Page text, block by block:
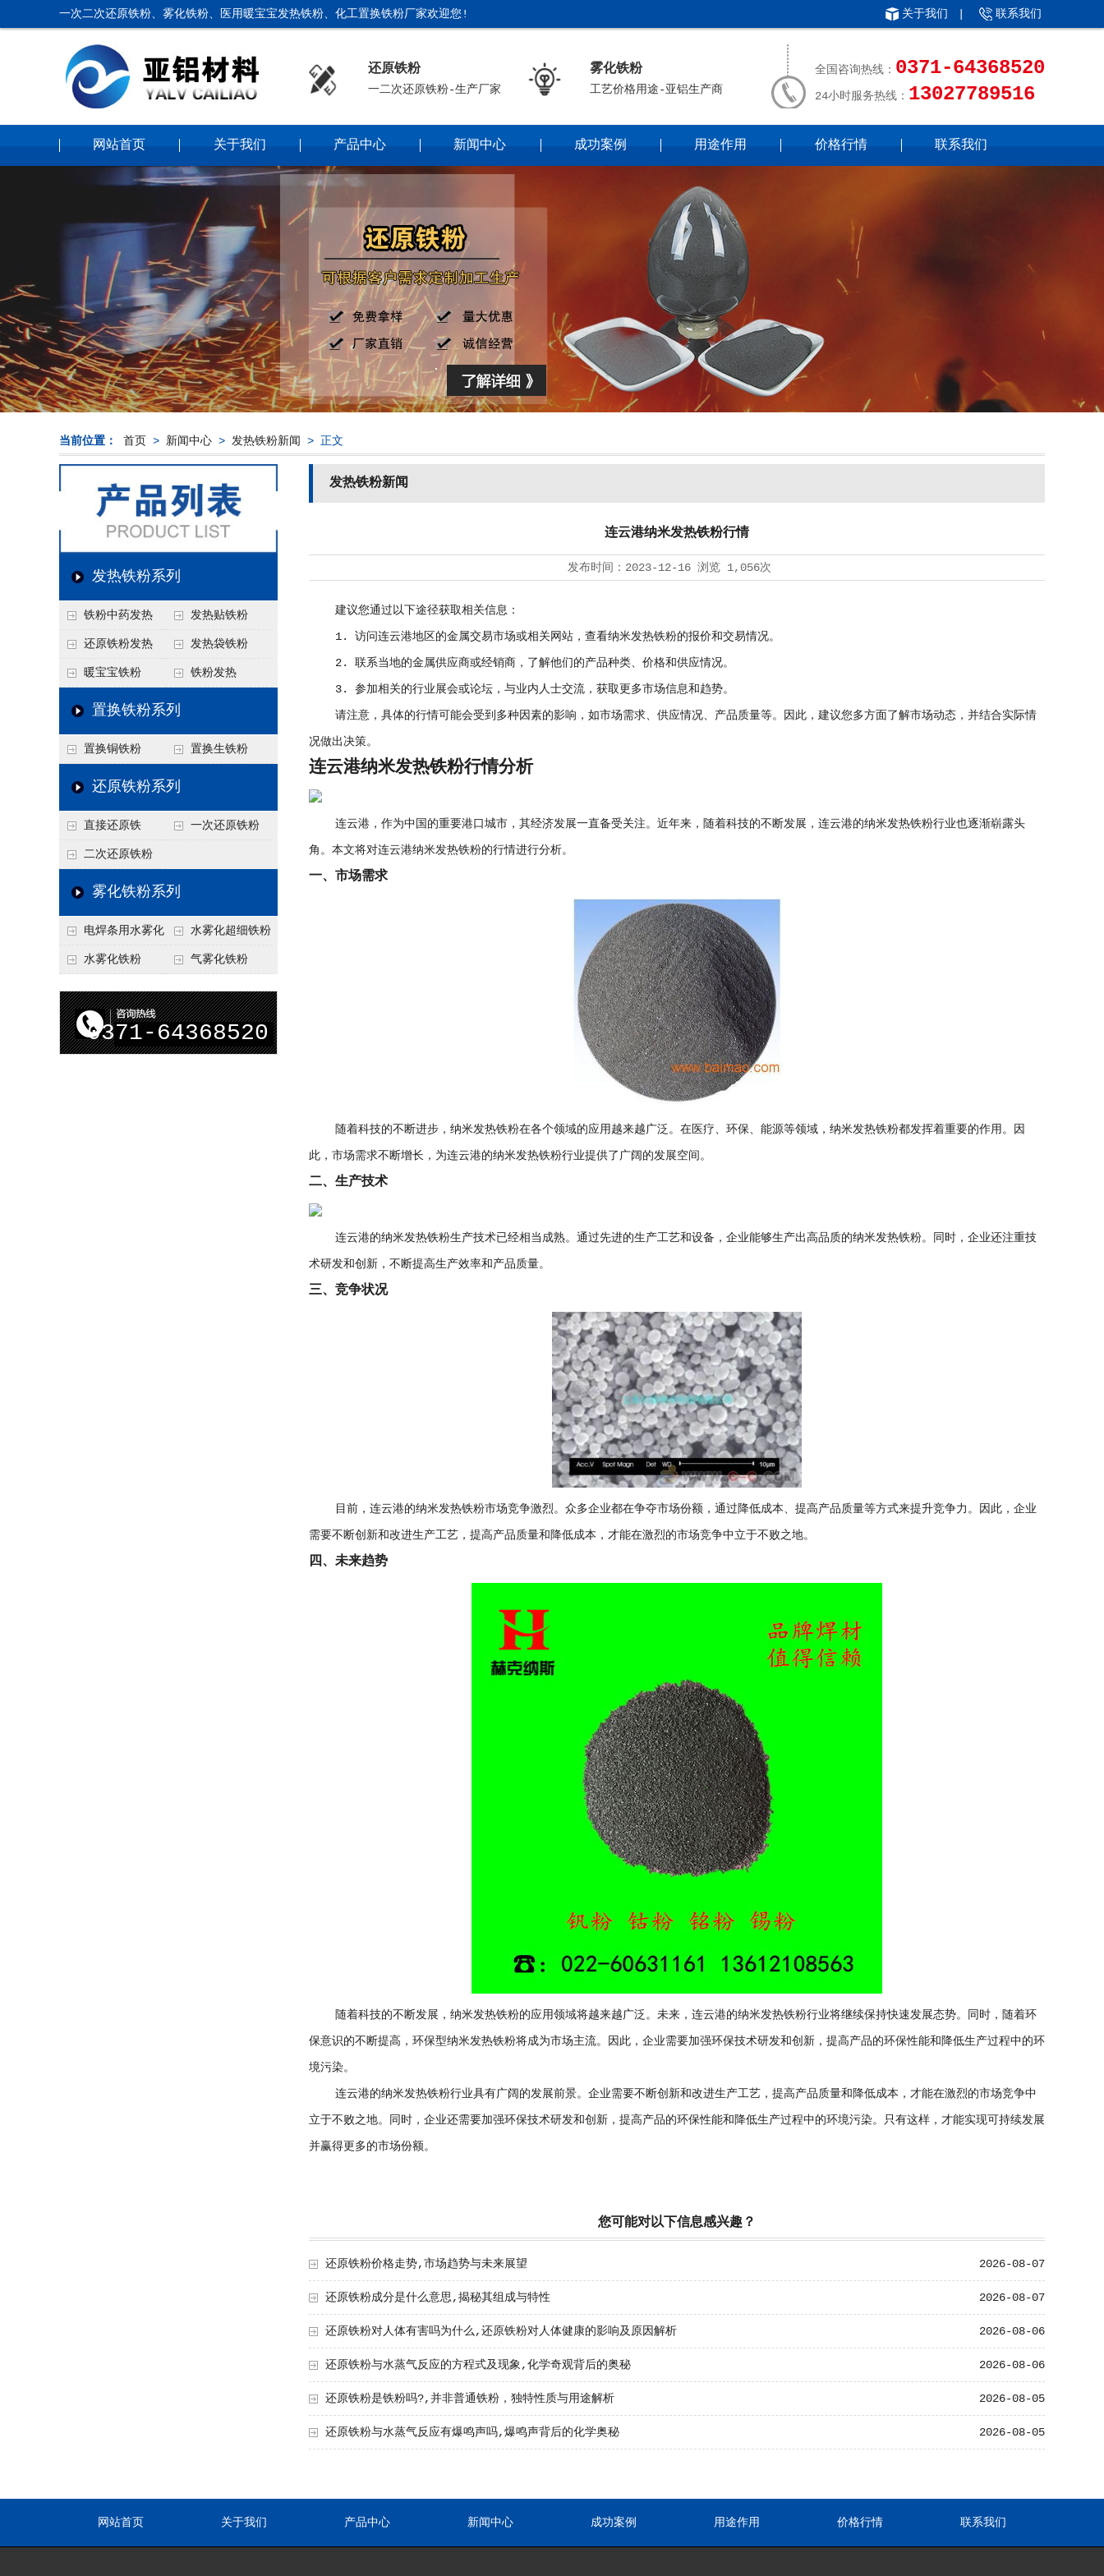
一次二次还原铁粉、雾化铁粉、医用暖宝宝发热铁粉、化工置换铁粉厂家欢迎您! 关于我们 联系我们
还原铁粉
一二次还原铁粉-生产厂家
雾化铁粉
工艺价格用途-亚铝生产商
全国咨询热线： 0371-64368520
24小时服务热线： 13027789516
网站首页 关于我们 产品中心 新闻中心 成功案例 用途作用 价格行情 联系我们
当前位置： 首页 > 新闻中心 > 发热铁粉新闻 > 正文
发热铁粉系列
铁粉中药发热 发热贴铁粉
还原铁粉发热 发热袋铁粉
暖宝宝铁粉 铁粉发热
置换铁粉系列
置换铜铁粉 置换生铁粉
还原铁粉系列
直接还原铁 一次还原铁粉
二次还原铁粉
雾化铁粉系列
电焊条用水雾化
铁粉
水雾化超细铁粉
水雾化铁粉 气雾化铁粉
0371-64368520
发热铁粉新闻
连云港纳米发热铁粉行情
发布时间： 2023-12-16 浏览 1,056次
建议您通过以下途径获取相关信息：
1. 访问连云港地区的金属交易市场或相关网站，查看纳米发热铁粉的报价和交易情况。
2. 联系当地的金属供应商或经销商，了解他们的产品种类、价格和供应情况。
3. 参加相关的行业展会或论坛，与业内人士交流，获取更多市场信息和趋势。
请注意，具体的行情可能会受到多种因素的影响，如市场需求、供应情况、产品质量等。因此，建议您多方面了解市场动态，并结合实际情
况做出决策。
连云港纳米发热铁粉行情分析
连云港，作为中国的重要港口城市，其经济发展一直备受关注。近年来，随着科技的不断发展，连云港的纳米发热铁粉行业也逐渐崭露头
角。本文将对连云港纳米发热铁粉的行情进行分析。
一、市场需求
随着科技的不断进步，纳米发热铁粉在各个领域的应用越来越广泛。在医疗、环保、能源等领域，纳米发热铁粉都发挥着重要的作用。因
此，市场需求不断增长，为连云港的纳米发热铁粉行业提供了广阔的发展空间。
二、生产技术
连云港的纳米发热铁粉生产技术已经相当成熟。通过先进的生产工艺和设备，企业能够生产出高品质的纳米发热铁粉。同时，企业还注重技
术研发和创新，不断提高生产效率和产品质量。
三、竞争状况
目前，连云港的纳米发热铁粉市场竞争激烈。众多企业都在争夺市场份额，通过降低成本、提高产品质量等方式来提升竞争力。因此，企业
需要不断创新和改进生产工艺，提高产品质量和降低成本，才能在激烈的市场竞争中立于不败之地。
四、未来趋势
随着科技的不断发展，纳米发热铁粉的应用领域将越来越广泛。未来，连云港的纳米发热铁粉行业将继续保持快速发展态势。同时，随着环
保意识的不断提高，环保型纳米发热铁粉将成为市场主流。因此，企业需要加强环保技术研发和创新，提高产品的环保性能和降低生产过程中的环
境污染。
连云港的纳米发热铁粉行业具有广阔的发展前景。企业需要不断创新和改进生产工艺，提高产品质量和降低成本，才能在激烈的市场竞争中
立于不败之地。同时，企业还需要加强环保技术研发和创新，提高产品的环保性能和降低生产过程中的环境污染。只有这样，才能实现可持续发展
并赢得更多的市场份额。
您可能对以下信息感兴趣？
2026-08-07
还原铁粉价格走势,市场趋势与未来展望
2026-08-07
还原铁粉成分是什么意思,揭秘其组成与特性
2026-08-06
还原铁粉对人体有害吗为什么,还原铁粉对人体健康的影响及原因解析
2026-08-06
还原铁粉与水蒸气反应的方程式及现象,化学奇观背后的奥秘
2026-08-05
还原铁粉是铁粉吗?,并非普通铁粉，独特性质与用途解析
2026-08-05
还原铁粉与水蒸气反应有爆鸣声吗,爆鸣声背后的化学奥秘
网站首页 关于我们 产品中心 新闻中心 成功案例 用途作用 价格行情 联系我们